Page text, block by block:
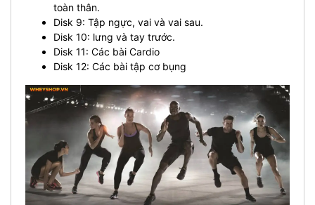
toàn thân.
Disk 9: Tập ngực, vai và vai sau.
Disk 10: lưng và tay trước.
Disk 11: Các bài Cardio
Disk 12: Các bài tập cơ bụng